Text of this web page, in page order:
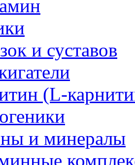
и суставов
(L-
и минералы